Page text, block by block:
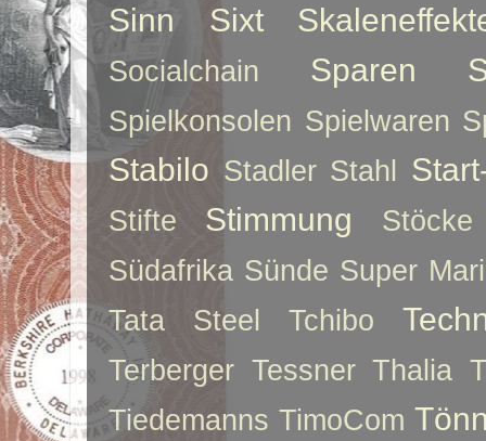
Sinn
Sixt
Socialchain Sparen
Spielkonsolen Spielwaren
Stabilo Stadler Stahl
Stifte Stimmung
Stöcke
Südafrika Sünde Super
Tata Steel
Tchibo
Terberger Tessner Thalia
Tiedemanns TimoCom